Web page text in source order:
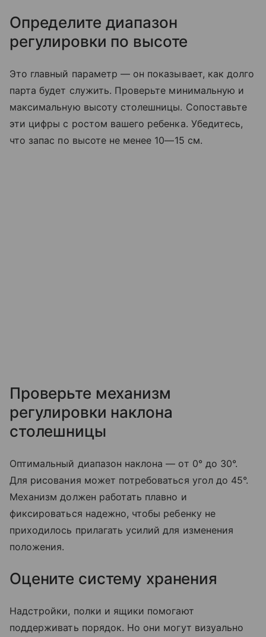
Определите диапазон
регулировки по высоте
Это главный параметр — он показывает, как долго
парта будет служить. Проверьте минимальную и
максимальную высоту столешницы. Сопоставьте
эти цифры с ростом вашего ребенка. Убедитесь,
что запас по высоте не менее 10—15 см.
Проверьте механизм
регулировки наклона
столешницы
Оптимальный диапазон наклона — от 0° до 30°.
Для рисования может потребоваться угол до 45°.
Механизм должен работать плавно и
фиксироваться надежно, чтобы ребенку не
приходилось прилагать усилий для изменения
положения.
Оцените систему хранения
Надстройки, полки и ящики помогают
поддерживать порядок. Но они могут визуально